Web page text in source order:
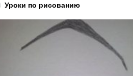
Уроки по рисованию